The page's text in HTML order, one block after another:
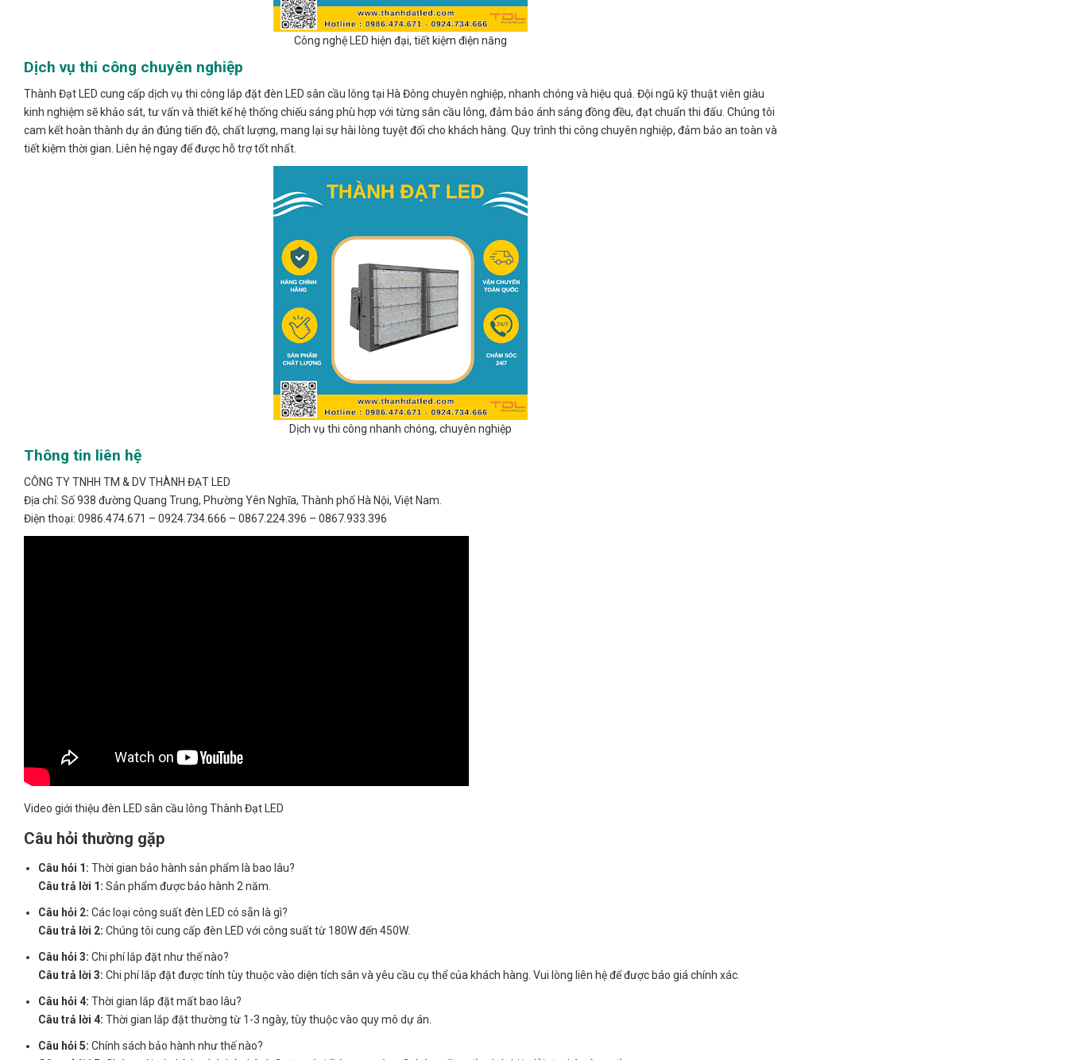
Công nghệ LED hiện đại, tiết kiệm điện năng
Dịch vụ thi công chuyên nghiệp
Thành Đạt LED cung cấp dịch vụ thi công lắp đặt đèn LED sân cầu lông tại Hà Đông chuyên nghiệp, nhanh chóng và hiệu quả. Đội ngũ kỹ thuật viên giàu
kinh nghiệm sẽ khảo sát, tư vấn và thiết kế hệ thống chiếu sáng phù hợp với từng sân cầu lông, đảm bảo ánh sáng đồng đều, đạt chuẩn thi đấu. Chúng tôi
cam kết hoàn thành dự án đúng tiến độ, chất lượng, mang lại sự hài lòng tuyệt đối cho khách hàng. Quy trình thi công chuyên nghiệp, đảm bảo an toàn và
tiết kiệm thời gian. Liên hệ ngay để được hỗ trợ tốt nhất.
Dịch vụ thi công nhanh chóng, chuyên nghiệp
Thông tin liên hệ
CÔNG TY TNHH TM & DV THÀNH ĐẠT LED
Địa chỉ: Số 938 đường Quang Trung, Phường Yên Nghĩa, Thành phố Hà Nội, Việt Nam.
Điện thoại: 0986.474.671 – 0924.734.666 – 0867.224.396 – 0867.933.396
Video giới thiệu đèn LED sân cầu lông Thành Đạt LED
Câu hỏi thường gặp
Câu hỏi 1: Thời gian bảo hành sản phẩm là bao lâu?
Câu trả lời 1: Sản phẩm được bảo hành 2 năm.
Câu hỏi 2: Các loại công suất đèn LED có sẵn là gì?
Câu trả lời 2: Chúng tôi cung cấp đèn LED với công suất từ 180W đến 450W.
Câu hỏi 3: Chi phí lắp đặt như thế nào?
Câu trả lời 3: Chi phí lắp đặt được tính tùy thuộc vào diện tích sân và yêu cầu cụ thể của khách hàng. Vui lòng liên hệ để được báo giá chính xác.
Câu hỏi 4: Thời gian lắp đặt mất bao lâu?
Câu trả lời 4: Thời gian lắp đặt thường từ 1-3 ngày, tùy thuộc vào quy mô dự án.
Câu hỏi 5: Chính sách bảo hành như thế nào?